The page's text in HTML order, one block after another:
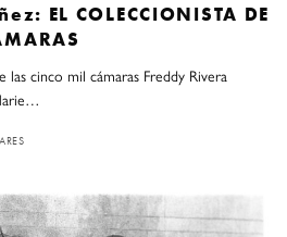
EL COLECCIONISTA DE
cinco mil cámaras Freddy Rivera